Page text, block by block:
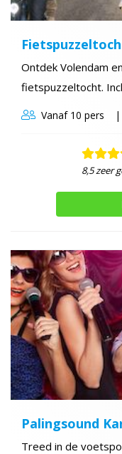
Ontdek Volendam
fietspuzzeltocht.
Vanaf10 pers
8,5 zeer
Palingsound
Treed in de